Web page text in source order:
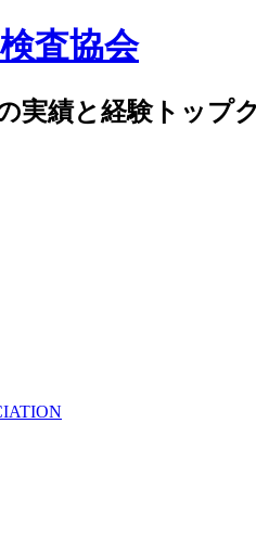
査協会
績と経験トップ